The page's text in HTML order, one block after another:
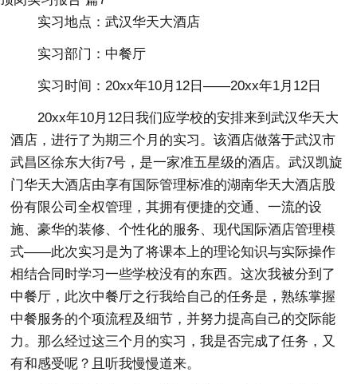
实习地点：武汉华天大酒店
实习部门：中餐厅
实习时间：20xx年10月12日——20xx年1月12日
20xx年10月12日我们应学校的安排来到武汉华天大
酒店，进行了为期三个月的实习。该酒店做落于武汉市
武昌区徐东大街7号，是一家准五星级的酒店。武汉凯旋
门华天大酒店由享有国际管理标准的湖南华天大酒店股
份有限公司全权管理，其拥有便捷的交通、一流的设
施、豪华的装修、个性化的服务、现代国际酒店管理模
式——此次实习是为了将课本上的理论知识与实际操作
相结合同时学习一些学校没有的东西。这次我被分到了
中餐厅，此次中餐厅之行我给自己的任务是，熟练掌握
中餐服务的个项流程及细节，并努力提高自己的交际能
力。那么经过这三个月的实习，我是否完成了任务，又
有和感受呢？且听我慢慢道来。